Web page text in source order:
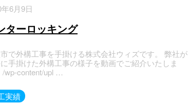
6月9日
ターロッキング
で外構工事を手掛ける株式会社ウィズです。 弊社が
手掛けた外構工事の様子を動画でご紹介いたしま
/wp-content/upl …
実績